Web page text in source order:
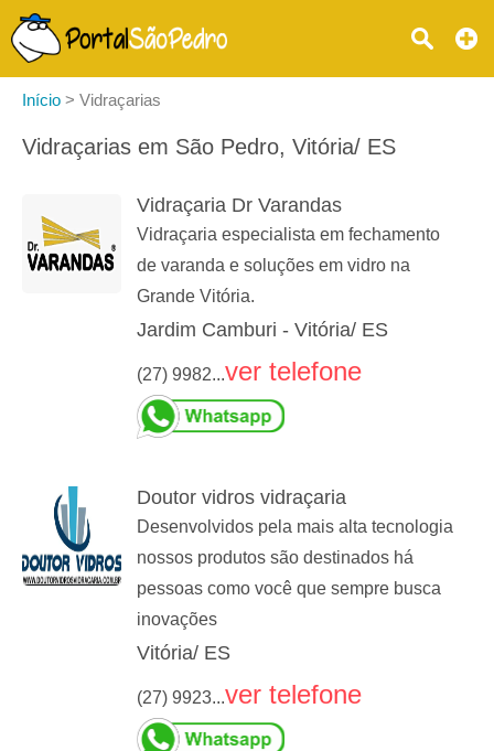
Início > Vidraçarias
Vidraçarias em São Pedro, Vitória/ ES
Vidraçaria Dr Varandas
Vidraçaria especialista em fechamento
de varanda e soluções em vidro na
Grande Vitória.
Jardim Camburi - Vitória/ ES
(27) 9982...ver telefone
Doutor vidros vidraçaria
Desenvolvidos pela mais alta tecnologia
nossos produtos são destinados há
pessoas como você que sempre busca
inovações
Vitória/ ES
(27) 9923...ver telefone